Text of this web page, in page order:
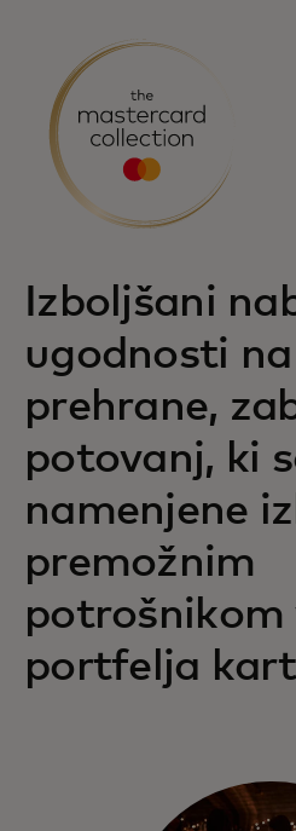
Oglejte si, kako
ugodnostmi in
spreminjajoče se
potrošnikov.
Izboljšani
ugodnosti
prehrane,
potovanj, ki
namenjene
premožnim
potrošnikom
portfelja